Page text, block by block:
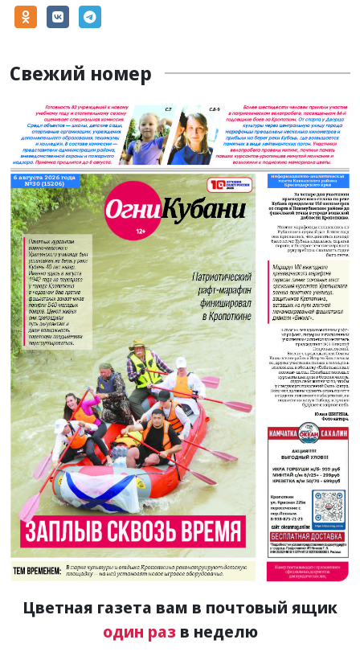
Свежий номер
Цветная газета вам в почтовый ящик
один разв неделю